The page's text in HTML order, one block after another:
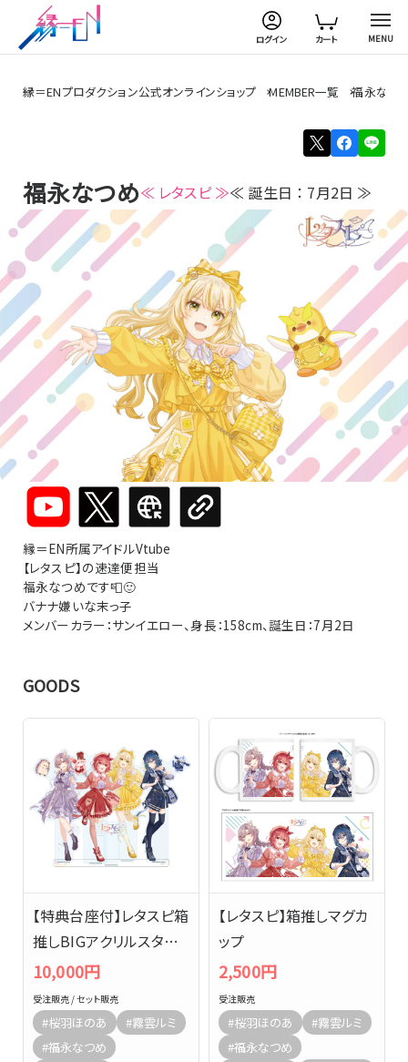
ログイン カート MENU
縁＝ENプロダクション公式オンラインショップ MEMBER一覧 福永なつ
福永なつめ≪ レタスピ ≫≪ 誕生日 ： 7月2日 ≫
縁＝EN所属アイドルVtube
【レタスピ】の速達便担当
福永なつめです📮🙂
バナナ嫌いな末っ子
メンバーカラー：サンイエロー、身長：158cm、誕生日：7月2日
GOODS
【特典台座付】レタスピ箱
推しBIGアクリルスタンド
セット
10,000円
受注販売 / セット販売
#桜羽ほのあ
#霧雲ルミ
#福永なつめ
【レタスピ】箱推しマグカ
ップ
2,500円
受注販売
#桜羽ほのあ
#霧雲ルミ
#福永なつめ